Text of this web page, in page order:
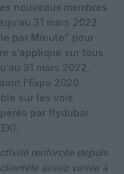
nouveaux membres
31 mars 2022
par Minute” pour
s’applique sur tous
31 mars 2022,
l’Expo 2020
sur les vols
par flydubai
renforcée depuis
assez variée à